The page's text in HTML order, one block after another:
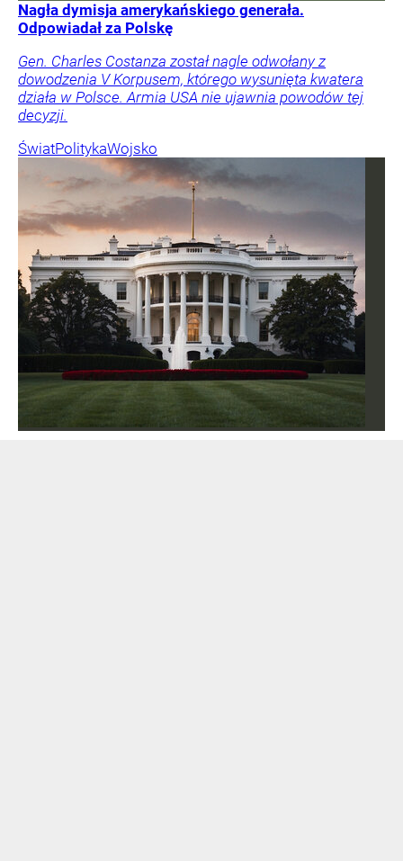
Nagła dymisja amerykańskiego generała.
Odpowiadał za Polskę
Gen. Charles Costanza został nagle odwołany z
dowodzenia V Korpusem, którego wysunięta kwatera
działa w Polsce. Armia USA nie ujawnia powodów tej
decyzji.
ŚwiatPolitykaWojsko